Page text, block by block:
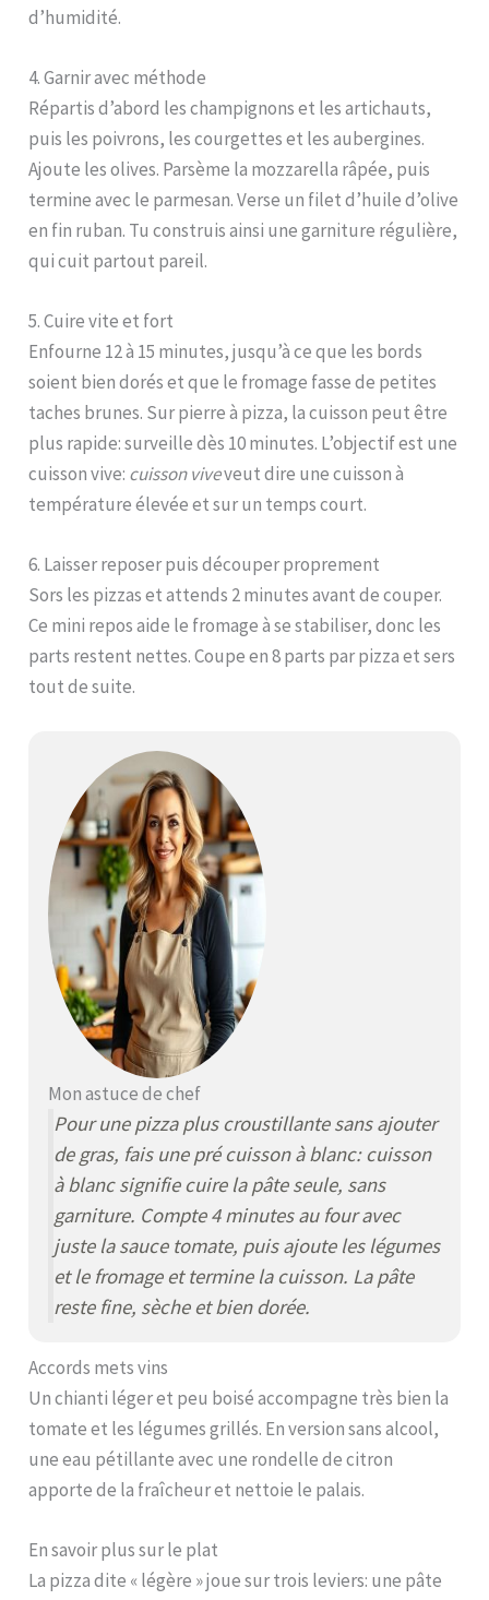
d’humidité.
4. Garnir avec méthode
Répartis d’abord les champignons et les artichauts,
puis les poivrons, les courgettes et les aubergines.
Ajoute les olives. Parsème la mozzarella râpée, puis
termine avec le parmesan. Verse un filet d’huile d’olive
en fin ruban. Tu construis ainsi une garniture régulière,
qui cuit partout pareil.
5. Cuire vite et fort
Enfourne 12 à 15 minutes, jusqu’à ce que les bords
soient bien dorés et que le fromage fasse de petites
taches brunes. Sur pierre à pizza, la cuisson peut être
plus rapide: surveille dès 10 minutes. L’objectif est une
cuisson vive: cuisson viveveut dire une cuisson à
température élevée et sur un temps court.
6. Laisser reposer puis découper proprement
Sors les pizzas et attends 2 minutes avant de couper.
Ce mini repos aide le fromage à se stabiliser, donc les
parts restent nettes. Coupe en 8 parts par pizza et sers
tout de suite.
Mon astuce de chef
Pour une pizza plus croustillante sans ajouter
de gras, fais une pré cuisson à blanc:cuisson
à blancsignifie cuire la pâte seule, sans
garniture. Compte 4 minutes au four avec
juste la sauce tomate, puis ajoute les légumes
et le fromage et termine la cuisson. La pâte
reste fine, sèche et bien dorée.
Accords mets vins
Un chianti léger et peu boisé accompagne très bien la
tomate et les légumes grillés. En version sans alcool,
une eau pétillante avec une rondelle de citron
apporte de la fraîcheur et nettoie le palais.
En savoir plus sur le plat
La pizza dite « légère » joue sur trois leviers: une pâte